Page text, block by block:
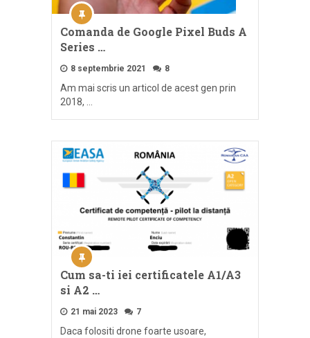
Comanda de Google Pixel Buds A
Series …
8 septembrie 2021 8
Am mai scris un articol de acest gen prin
2018, …
Cum sa-ti iei certificatele A1/A3
si A2 …
21 mai 2023 7
Daca folositi drone foarte usoare,